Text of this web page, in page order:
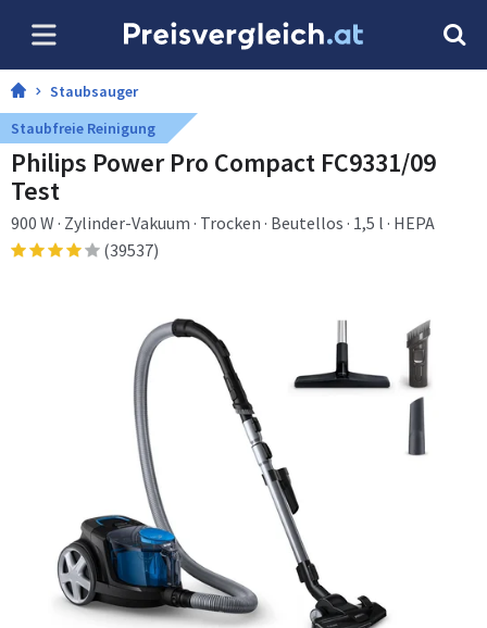
Staubsauger
Staubfreie Reinigung
Philips Power Pro Compact FC9331/09
Test
900 W · Zylinder-Vakuum · Trocken · Beutellos · 1,5 l · HEPA
(39537)